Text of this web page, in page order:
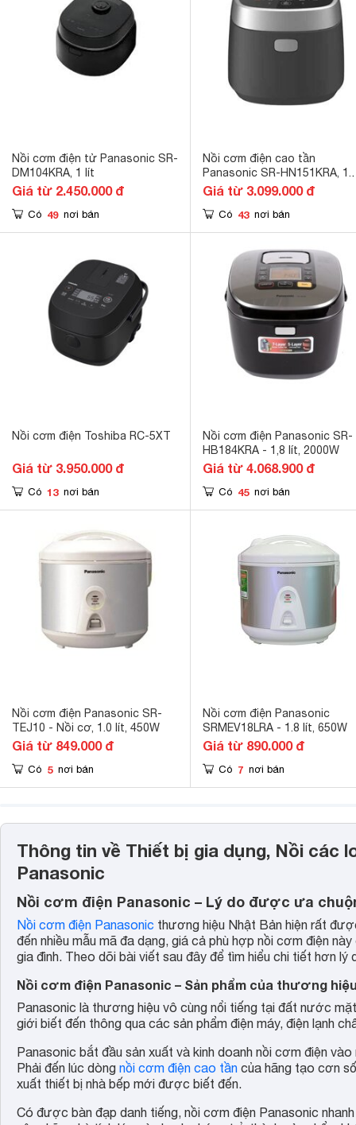
Nồi cơm điện tử Panasonic SR-
DM104KRA, 1 lít
Giá từ 2.450.000 đ
Có 49 nơi bán
Nồi cơm điện cao tần
Panasonic SR-HN151KRA,
lít
Giá từ 3.099.000 đ
Có 43 nơi bán
Nồi cơm điện Toshiba RC-5XT
Giá từ 3.950.000 đ
Có 13 nơi bán
Nồi cơm điện Panasonic SR-
HB184KRA - 1,8 lít, 2000W
Giá từ 4.068.900 đ
Có 45 nơi bán
Nồi cơm điện Panasonic SR-
TEJ10 - Nồi cơ, 1.0 lít, 450W
Giá từ 849.000 đ
Có 5 nơi bán
Nồi cơm điện Panasonic
SRMEV18LRA - 1.8 lít, 650W
Giá từ 890.000 đ
Có 7 nơi bán
Thông tin về Thiết bị gia dụng, Nồi các
Panasonic
Nồi cơm điện Panasonic – Lý do được ưa
Nồi cơm điện Panasonic thương hiệu Nhật Bản hiện rất
đến nhiều mẫu mã đa dạng, giá cả phù hợp nồi cơm điện
gia đình. Theo dõi bài viết sau đây để tìm hiểu chi tiết hơn
Nồi cơm điện Panasonic – Sản phẩm của thương
Panasonic là thương hiệu vô cùng nổi tiếng tại đất nước
giới biết đến thông qua các sản phẩm điện máy, điện lạnh
Panasonic bắt đầu sản xuất và kinh doanh nồi cơm điện
Phải đến lúc dòng nồi cơm điện cao tần của hãng tạo cơn
xuất thiết bị nhà bếp mới được biết đến.
Có được bàn đạp danh tiếng, nồi cơm điện Panasonic